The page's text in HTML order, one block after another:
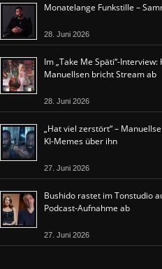
Monatelange Funkstille –
28. Juni 2026
Im „Take Me Späti“-Interview:
Manuellsen bricht Stream ab
28. Juni 2026
„Hat viel zerstört“ –
KI-Memes über ihn
27. Juni 2026
Bushido rastet im Tonstudio
Podcast-Aufnahme ab
27. Juni 2026